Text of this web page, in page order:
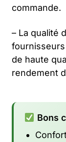
commande.
– La qualité
de haute
rendement
Bons